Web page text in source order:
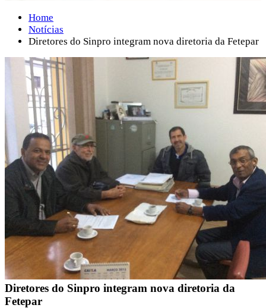
Home
Notícias
Diretores do Sinpro integram nova diretoria da Fetepar
Diretores do Sinpro integram nova diretoria da
Fetepar